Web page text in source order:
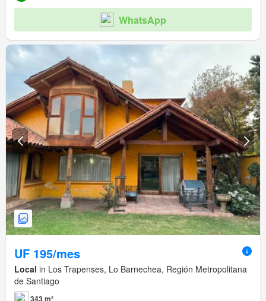
WhatsApp
UF 195/mes
Local in Los Trapenses, Lo Barnechea, Región Metropolitana
de Santiago
343 m²